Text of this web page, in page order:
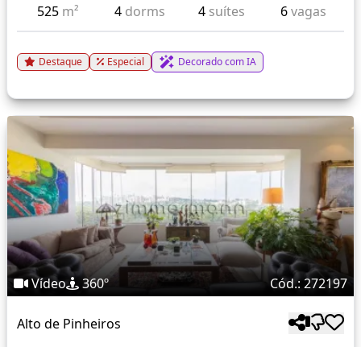
525 m² 4 dorms 4 suítes 6vagas
Destaque Especial Decorado com IA
Vídeo 360º Cód.: 272197
Alto de Pinheiros